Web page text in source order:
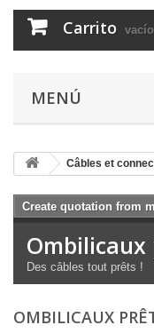
Carrito vacío
MENÚ
Câbles et
Create quotation from
Des câbles tout prêts !
OMBILICAUX